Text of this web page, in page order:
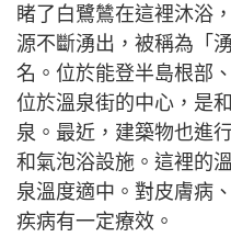
睹了白鷺鷥在這裡沐浴
源不斷湧出，被稱為「
名。位於能登半島根部
位於溫泉街的中心，是
泉。最近，建築物也進
和氣泡浴設施。這裡的
泉溫度適中。對皮膚病
疾病有一定療效。